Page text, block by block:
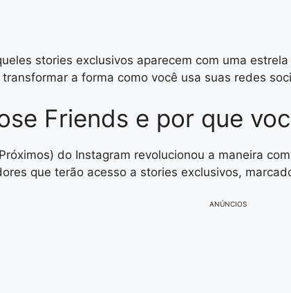
stories exclusivos aparecem com uma
a forma como você usa suas redes
Friends e por que
do Instagram revolucionou a maneira
que terão acesso a stories exclusivos,
ANÚNCIOS